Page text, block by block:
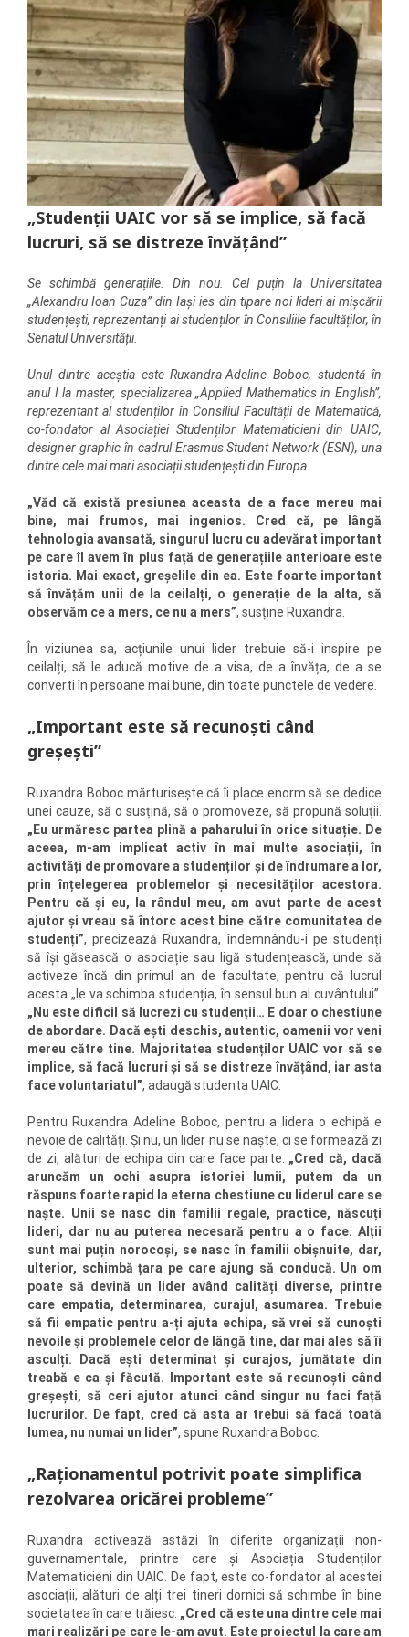
„Studenții UAIC vor să se implice, să facă
lucruri, să se distreze învățând”
Se schimbă generațiile. Din nou. Cel puțin la Universitatea
„Alexandru Ioan Cuza” din Iași ies din tipare noi lideri ai mișcării
studențești, reprezentanți ai studenților în Consiliile facultăților, în
Senatul Universității.
Unul dintre aceștia este Ruxandra-Adeline Boboc, studentă în
anul I la master, specializarea „Applied Mathematics in English”,
reprezentant al studenților în Consiliul Facultății de Matematică,
co-fondator al Asociației Studenților Matematicieni din UAIC,
designer graphic în cadrul Erasmus Student Network (ESN), una
dintre cele mai mari asociații studențești din Europa.
„Văd că există presiunea aceasta de a face mereu mai
bine, mai frumos, mai ingenios. Cred că, pe lângă
tehnologia avansată, singurul lucru cu adevărat important
pe care îl avem în plus față de generațiile anterioare este
istoria. Mai exact, greșelile din ea. Este foarte important
să învățăm unii de la ceilalți, o generație de la alta, să
observăm ce a mers, ce nu a mers”, susține Ruxandra.
În viziunea sa, acțiunile unui lider trebuie să-i inspire pe
ceilalți, să le aducă motive de a visa, de a învăța, de a se
converti în persoane mai bune, din toate punctele de vedere.
„Important este să recunoști când
greșești”
Ruxandra Boboc mărturisește că îi place enorm să se dedice
unei cauze, să o susțină, să o promoveze, să propună soluții.
„Eu urmăresc partea plină a paharului în orice situație. De
aceea, m-am implicat activ în mai multe asociații, în
activități de promovare a studenților și de îndrumare a lor,
prin înțelegerea problemelor și necesităților acestora.
Pentru că și eu, la rândul meu, am avut parte de acest
ajutor și vreau să întorc acest bine către comunitatea de
studenți”, precizează Ruxandra, îndemnându-i pe studenți
să își găsească o asociație sau ligă studențească, unde să
activeze încă din primul an de facultate, pentru că lucrul
acesta „le va schimba studenția, în sensul bun al cuvântului”.
„N u este dificil să lucrezi cu studenții… E doar o chestiune
de abordare. Dacă ești deschis, autentic, oamenii vor veni
mereu către tine. Majoritatea studenților UAIC vor să se
implice, să facă lucruri și să se distreze învățând, iar asta
face voluntariatul”, adaugă studenta UAIC.
Pentru Ruxandra Adeline Boboc, pentru a lidera o echipă e
nevoie de calități. Și nu, un lider nu se naște, ci se formează zi
de zi, alături de echipa din care face parte. „Cred că, dacă
aruncăm un ochi asupra istoriei lumii, putem da un
răspuns foarte rapid la eterna chestiune cu liderul care se
naște. Unii se nasc din familii regale, practice, născuți
lideri, dar nu au puterea necesară pentru a o face. Alții
sunt mai puțin norocoși, se nasc în familii obișnuite, dar,
ulterior, schimbă țara pe care ajung să conducă. Un om
poate să devină un lider având calități diverse, printre
care empatia, determinarea, curajul, asumarea. Trebuie
să fii empatic pentru a-ți ajuta echipa, să vrei să cunoști
nevoile și problemele celor de lângă tine, dar mai ales să îi
asculți. Dacă ești determinat și curajos, jumătate din
treabă e ca și făcută. Important este să recunoști când
greșești, să ceri ajutor atunci când singur nu faci față
lucrurilor.
De fapt, cred că asta ar trebui să facă toată
lumea, nu numai un lider”, spune Ruxandra Boboc.
„Raționamentul potrivit poate simplifica
rezolvarea oricărei probleme”
Ruxandra activează astăzi în diferite organizații non-
guvernamentale, printre care și Asociația Studenților
Matematicieni din UAIC. De fapt, este co-fondator al acestei
asociații, alături de alți trei tineri dornici să schimbe în bine
societatea în care trăiesc: „Cred că este una dintre cele mai
mari realizări pe care le-am avut. Este proiectul la care am